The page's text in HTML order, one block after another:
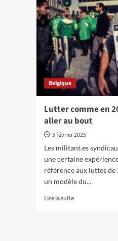
menace
le
rail
–
seule
la
lutte
peut
l’arrêter
Belgique
Lutter comme en
aller au bout
5 février 2025
Les militant.es
une certaine
référence aux luttes de
un modèle du...
Lire la suiteEn